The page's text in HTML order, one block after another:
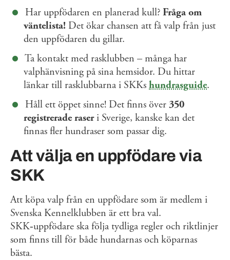
Har uppfödaren en planerad kull? Fråga om
väntelista! Det ökar chansen att få valp från just
den uppfödaren du gillar.
Ta kontakt med rasklubben – många har
valphänvisning på sina hemsidor. Du hittar
länkar till rasklubbarna i SKKs hundrasguide.
Håll ett öppet sinne! Det finns över 350
registrerade raseri Sverige, kanske kan det
finnas fler hundraser som passar dig.
Att välja en uppfödare via
SKK
Att köpa valp från en uppfödare som är medlem i
Svenska Kennelklubben är ett bra val.
SKK‑uppfödare ska följa tydliga regler och riktlinjer
som finns till för både hundarnas och köparnas
bästa.